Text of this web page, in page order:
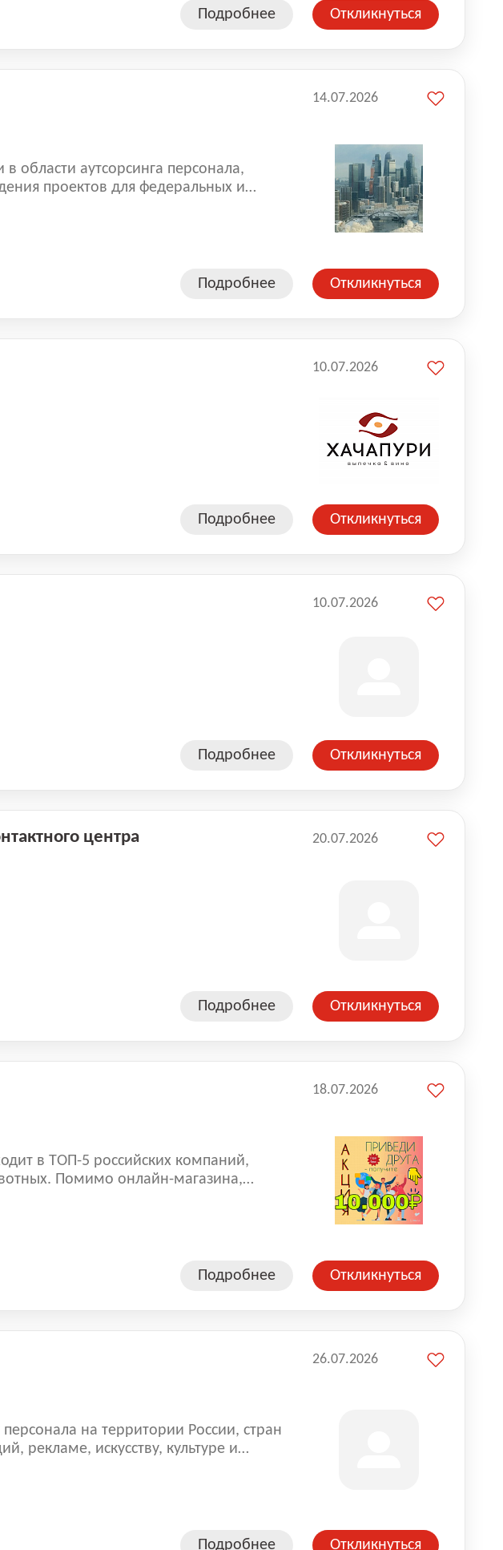
Подробнее Откликнуться
области аутсорсинга персонала,
проектов для федеральных и
сотрудничая с компаниями из
Подробнее
14.07.2026
Откликнуться
Подробнее
10.07.2026
Откликнуться
Подробнее
10.07.2026
Откликнуться
центра
Подробнее
20.07.2026
Откликнуться
в ТОП-5 российских компаний,
Помимо онлайн-магазина,
Ozon, Яндекс. Маркет и
пределами. У компании более 18 000
СТМ.
Подробнее
18.07.2026
Откликнуться
на территории России, стран
рекламе, искусству, культуре и
Подробнее
26.07.2026
Откликнуться